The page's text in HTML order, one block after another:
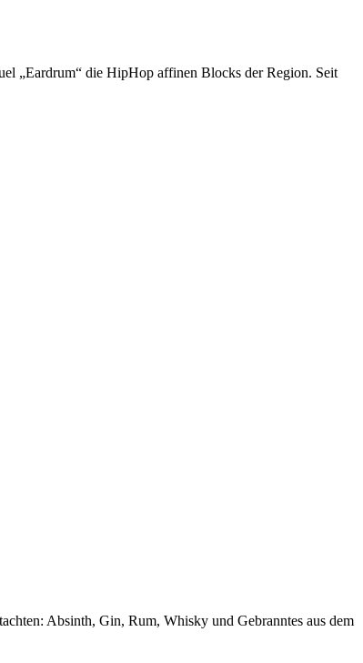
„Eardrum“ die HipHop affinen Blocks der Region. Seit
Absinth, Gin, Rum, Whisky und Gebranntes aus dem